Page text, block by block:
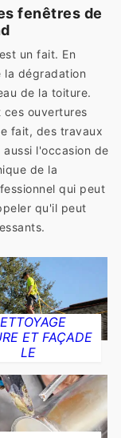
fenêtres de
un fait. En
dégradation
de la toiture.
ouvertures
fait, des travaux
l'occasion de
de la
qui peut
qu'il peut
ET FAÇADE
LE